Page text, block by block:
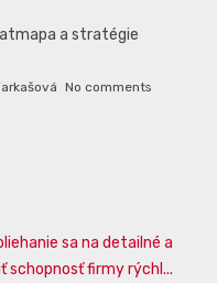
a stratégie
No comments
sa na detailné a
schopnosť firmy rýchl...